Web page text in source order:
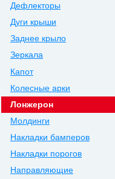
Дефлекторы
Дуги крыши
Заднее крыло
Зеркала
Капот
Колесные арки
Лонжерон
Молдинги
Накладки бамперов
Накладки порогов
Направляющие